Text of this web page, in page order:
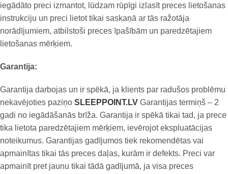
iegādāto preci izmantot, lūdzam rūpīgi izlasīt preces lietošanas
instrukciju un preci lietot tikai saskaņā ar tās ražotāja
norādījumiem, atbilstoši preces īpašībām un paredzētajiem
lietošanas mērķiem.
Garantija:
Garantija darbojas un ir spēkā, ja klients par radušos problēmu
nekavējoties paziņo SLEEPPOINT.LV Garantijas termiņš – 2
gadi no iegādāšanās brīža. Garantija ir spēkā tikai tad, ja prece
tika lietota paredzētajiem mērķiem, ievērojot ekspluatācijas
noteikumus. Garantijas gadījumos tiek rekomendētas vai
apmainītas tikai tās preces daļas, kurām ir defekts. Preci var
apmainīt pret jaunu tikai tādā gadījumā, ja visa preces